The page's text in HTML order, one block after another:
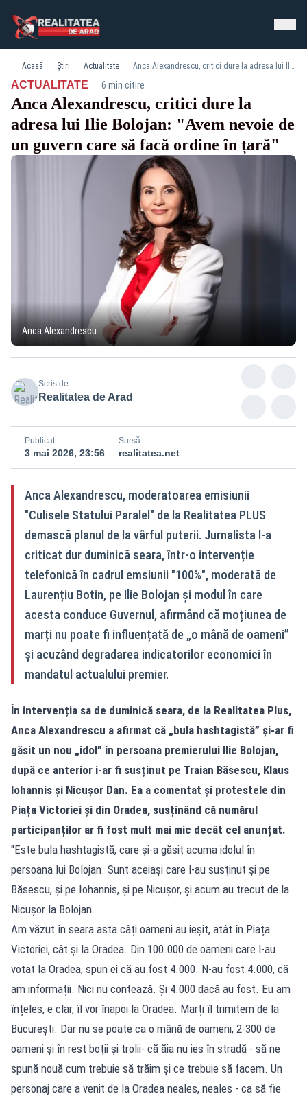
Acasă Știri Actualitate Anca Alexandrescu, critici dure la adresa lui Ilie Bolojan: "Avem nevoie de un guvern care să facă ordine în țară"
ACTUALITATE· 6 min citire
Anca Alexandrescu, critici dure la
adresa lui Ilie Bolojan: "Avem nevoie de
un guvern care să facă ordine în țară"
Anca Alexandrescu
Scris de
Realitatea de Arad
Publicat
3 mai 2026, 23:56
Sursă
realitatea.net
Anca Alexandrescu, moderatoarea emisiunii
"Culisele Statului Paralel" de la Realitatea PLUS
demască planul de la vârful puterii. Jurnalista l-a
criticat dur duminică seara, într-o intervenție
telefonică în cadrul emsiunii "100%", moderată de
Laurențiu Botin, pe Ilie Bolojan și modul în care
acesta conduce Guvernul, afirmând că moțiunea de
marți nu poate fi influențată de „o mână de oameni”
și acuzând degradarea indicatorilor economici în
mandatul actualului premier.
În intervenția sa de duminică seara, de la Realitatea Plus,
Anca Alexandrescu a afirmat că „bula hashtagistă” și-ar fi
găsit un nou „idol” în persoana premierului Ilie Bolojan,
după ce anterior i-ar fi susținut pe Traian Băsescu, Klaus
Iohannis și Nicușor Dan. Ea a comentat și protestele din
Piața Victoriei și din Oradea, susținând că numărul
participanților ar fi fost mult mai mic decât cel anunțat.
"Este bula hashtagistă, care și-a găsit acuma idolul în
persoana lui Bolojan. Sunt aceiași care l-au susținut și pe
Băsescu, și pe Iohannis, și pe Nicușor, și acum au trecut de la
Nicușor la Bolojan.
Am văzut în seara asta câți oameni au ieșit, atât în Piața
Victoriei, cât și la Oradea. Din 100.000 de oameni care l-au
votat la Oradea, spun ei că au fost 4.000. N-au fost 4.000, că
am informații. Nici nu contează. Și 4.000 dacă au fost. Eu am
înțeles, e clar, îl vor înapoi la Oradea. Marți îl trimitem de la
București. Dar nu se poate ca o mână de oameni, 2-300 de
oameni și în rest boții și trolii- că ăia nu ies în stradă - să ne
spună nouă cum trebuie să trăim și ce trebuie să facem. Un
personaj care a venit de la Oradea neales, neales - ca să fie